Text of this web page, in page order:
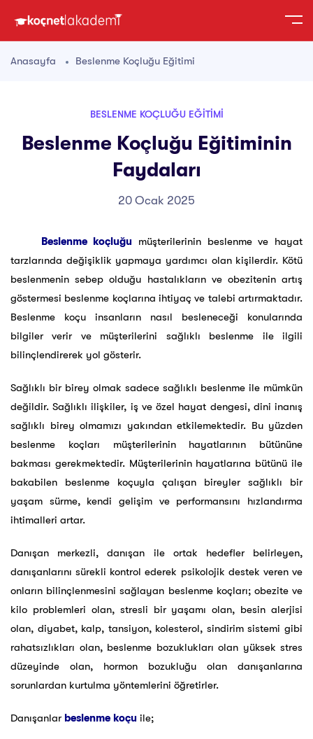
Anasayfa Beslenme Koçluğu Eğitimi
BESLENME KOÇLUĞU EĞITIMI
Beslenme Koçluğu Eğitiminin
Faydaları
20 Ocak 2025
Beslenme koçluğu müşterilerinin beslenme ve hayat
tarzlarında değişiklik yapmaya yardımcı olan kişilerdir. Kötü
beslenmenin sebep olduğu hastalıkların ve obezitenin artış
göstermesi beslenme koçlarına ihtiyaç ve talebi artırmaktadır.
Beslenme koçu insanların nasıl besleneceği konularında
bilgiler verir ve müşterilerini sağlıklı beslenme ile ilgili
bilinçlendirerek yol gösterir.
Sağlıklı bir birey olmak sadece sağlıklı beslenme ile mümkün
değildir. Sağlıklı ilişkiler, iş ve özel hayat dengesi, dini inanış
sağlıklı birey olmamızı yakından etkilemektedir. Bu yüzden
beslenme koçları müşterilerinin hayatlarının bütününe
bakması gerekmektedir. Müşterilerinin hayatlarına bütünü ile
bakabilen beslenme koçuyla çalışan bireyler sağlıklı bir
yaşam sürme, kendi gelişim ve performansını hızlandırma
ihtimalleri artar.
Danışan merkezli, danışan ile ortak hedefler belirleyen,
danışanlarını sürekli kontrol ederek psikolojik destek veren ve
onların bilinçlenmesini sağlayan beslenme koçları; obezite ve
kilo problemleri olan, stresli bir yaşamı olan, besin alerjisi
olan, diyabet, kalp, tansiyon, kolesterol, sindirim sistemi gibi
rahatsızlıkları olan, beslenme bozuklukları olan yüksek stres
düzeyinde olan, hormon bozukluğu olan danışanlarına
sorunlardan kurtulma yöntemlerini öğretirler.
Danışanlar beslenme koçu ile;